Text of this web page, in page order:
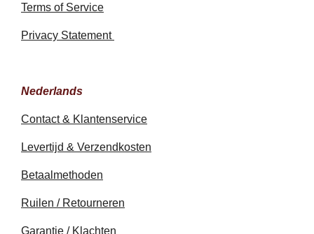
Terms of Service
Privacy Statement
Nederlands
Contact & Klantenservice
Levertijd & Verzendkosten
Betaalmethoden
Ruilen / Retourneren
Garantie / Klachten